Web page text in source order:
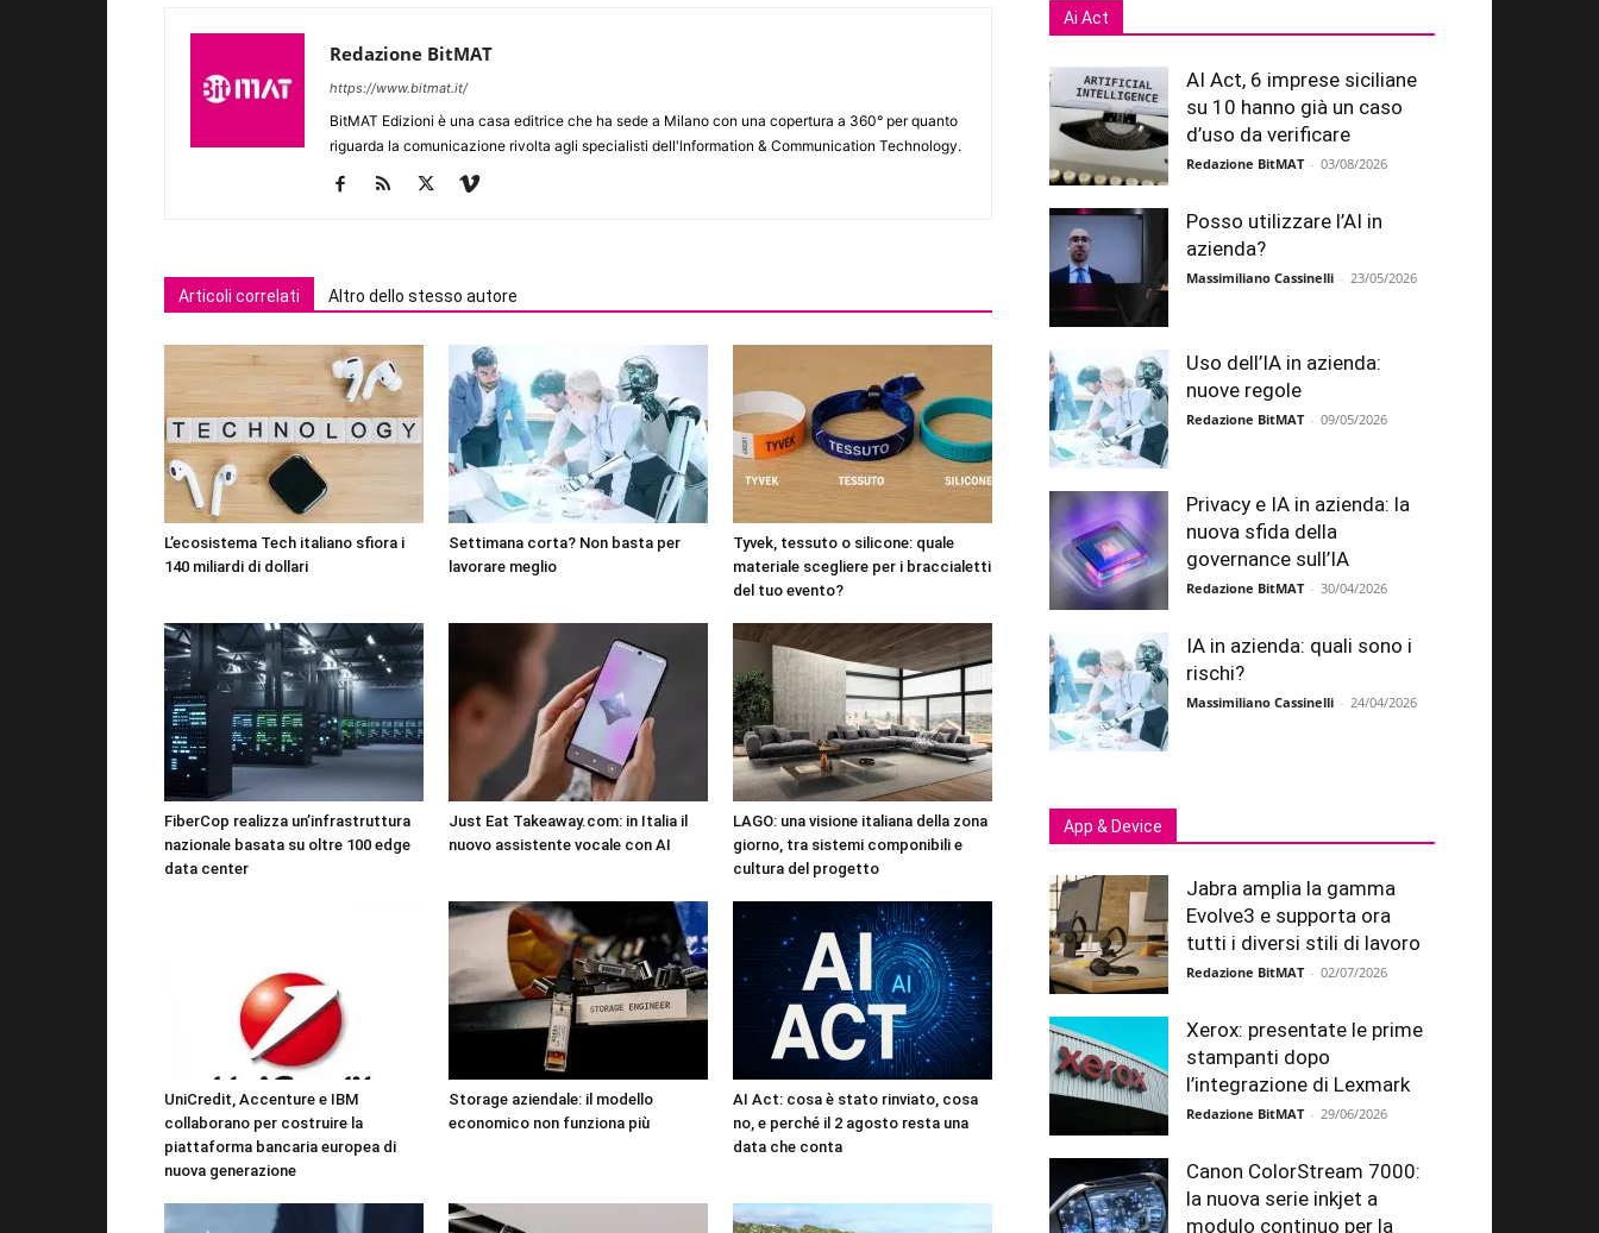
Redazione BitMAT
https://www.bitmat.it/
BitMAT Edizioni è una casa editrice che ha sede a Milano con una copertura a 360° per quanto
riguarda la comunicazione rivolta agli specialisti dell'lnformation & Communication Technology.
Articoli correlati Altro dello stesso autore
L’ecosistema Tech italiano sfiora i
140 miliardi di dollari
Settimana corta? Non basta per
lavorare meglio
Tyvek, tessuto o silicone: quale
materiale scegliere per i braccialetti
del tuo evento?
FiberCop realizza un’infrastruttura
nazionale basata su oltre 100 edge
data center
Just Eat Takeaway.com: in Italia il
nuovo assistente vocale con AI
LAGO: una visione italiana della zona
giorno, tra sistemi componibili e
cultura del progetto
UniCredit, Accenture e IBM
collaborano per costruire la
piattaforma bancaria europea di
nuova generazione
Storage aziendale: il modello
economico non funziona più
AI Act: cosa è stato rinviato, cosa
no, e perché il 2 agosto resta una
data che conta
Ai Act
AI Act, 6 imprese siciliane
su 10 hanno già un caso
d’uso da verificare
Redazione BitMAT - 03/08/2026
Posso utilizzare l’AI in
azienda?
Massimiliano Cassinelli - 23/05/2026
Uso dell’IA in azienda:
nuove regole
Redazione BitMAT - 09/05/2026
Privacy e IA in azienda: la
nuova sfida della
governance sull’IA
Redazione BitMAT - 30/04/2026
IA in azienda: quali sono i
rischi?
Massimiliano Cassinelli - 24/04/2026
App & Device
Jabra amplia la gamma
Evolve3 e supporta ora
tutti i diversi stili di lavoro
Redazione BitMAT - 02/07/2026
Xerox: presentate le prime
stampanti dopo
l’integrazione di Lexmark
Redazione BitMAT - 29/06/2026
Canon ColorStream 7000:
la nuova serie inkjet a
modulo continuo per la